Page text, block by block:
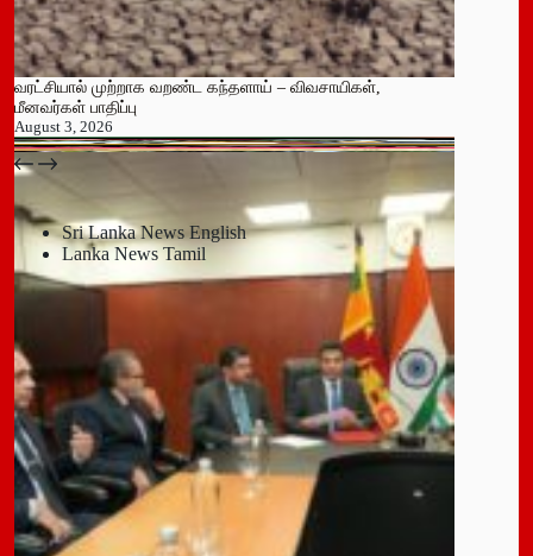
வரட்சியால் முற்றாக வறண்ட கந்தளாய் – விவசாயிகள்,
மீனவர்கள் பாதிப்பு
August 3, 2026
பதுளை மாநகர சபையின் NPP உறுப்பினர் திடீர் ராஜினாமா!
July 14, 2026
Sri Lanka News English
Lanka News Tamil
Leave a Reply
You must be
logged into post a comment.